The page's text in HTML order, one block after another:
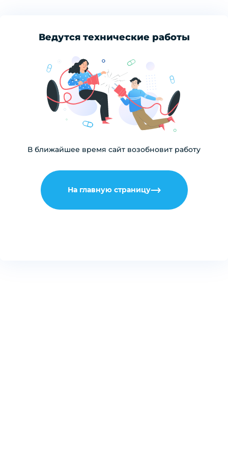
Ведутся технические работы
В ближайшее время сайт возобновит работу
На главную страницу